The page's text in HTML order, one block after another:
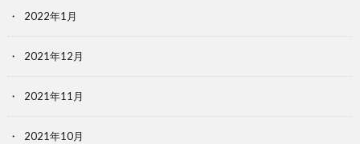
2022年1月
2021年12月
2021年11月
2021年10月